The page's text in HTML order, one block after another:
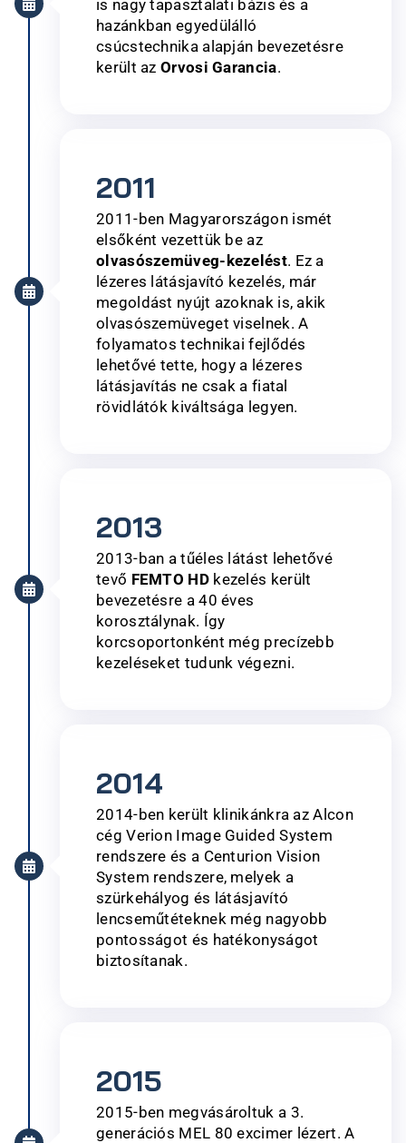
is nagy tapasztalati bázis és a
hazánkban egyedülálló
csúcstechnika alapján bevezetésre
került az Orvosi Garancia.​
2011
2011-ben Magyarországon ismét
elsőként vezettük be az
olvasószemüveg-kezelést. Ez a
lézeres látásjavító kezelés, már
megoldást nyújt azoknak is, akik
olvasószemüveget viselnek. A
folyamatos technikai fejlődés
lehetővé tette, hogy a lézeres
látásjavítás ne csak a fiatal
rövidlátók kiváltsága legyen.​
2013
2013-ban a tűéles látást lehetővé
tevő FEMTO HDkezelés került
bevezetésre a 40 éves
korosztálynak. Így
korcsoportonként még precízebb
kezeléseket tudunk végezni.​
2014
2014-ben került klinikánkra az Alcon
cég Verion Image Guided System
rendszere és a Centurion Vision
System rendszere, melyek a
szürkehályog és látásjavító
lencseműtéteknek még nagyobb
pontosságot és hatékonyságot
biztosítanak.
2015
2015-ben megvásároltuk a 3.
generációs MEL 80 excimer lézert. A